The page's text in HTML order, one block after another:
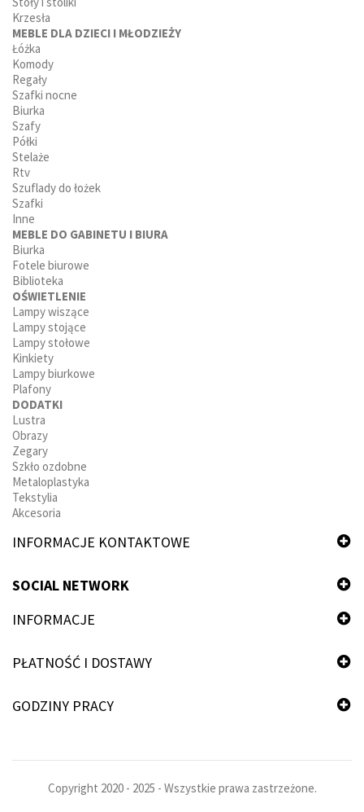
Krzesła
MEBLE DLA DZIECI I MŁODZIEŻY
Łóżka
Komody
Regały
Szafki nocne
Biurka
Szafy
Półki
Stelaże
Rtv
Szuflady do łożek
Szafki
Inne
MEBLE DO GABINETU I BIURA
Biurka
Fotele biurowe
Biblioteka
OŚWIETLENIE
Lampy wiszące
Lampy stojące
Lampy stołowe
Kinkiety
Lampy biurkowe
Plafony
DODATKI
Lustra
Obrazy
Zegary
Szkło ozdobne
Metaloplastyka
Tekstylia
Akcesoria
INFORMACJE KONTAKTOWE
SOCIAL NETWORK
INFORMACJE
PŁATNOŚĆ I DOSTAWY
GODZINY PRACY
Copyright 2020 - 2025 - Wszystkie prawa zastrzeżone.